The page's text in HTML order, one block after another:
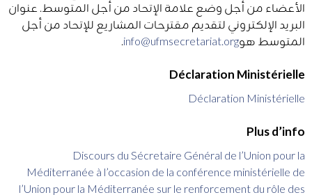
الأعضاء من أجل وضع علامة الإتحاد من أجل المتوسط​​. عنوان
البريد الإلكتروني لتقديم مقترحات المشاريع للإتحاد من أجل
المتوسط هو​​info@ufmsecretariat.org
.
Déclaration Ministérielle
Déclaration Ministérielle
Plus d’info
Discours du Sécretaire Général de l’Union pour la
Méditerranée à l’occasion de la conférence ministérielle de
l’Union pour la Méditerranée sur le renforcement du rôle des